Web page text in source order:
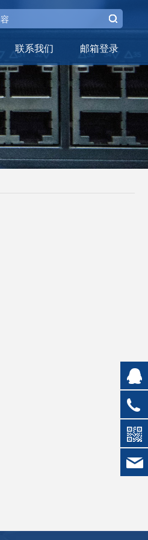
联系我们 邮箱登录